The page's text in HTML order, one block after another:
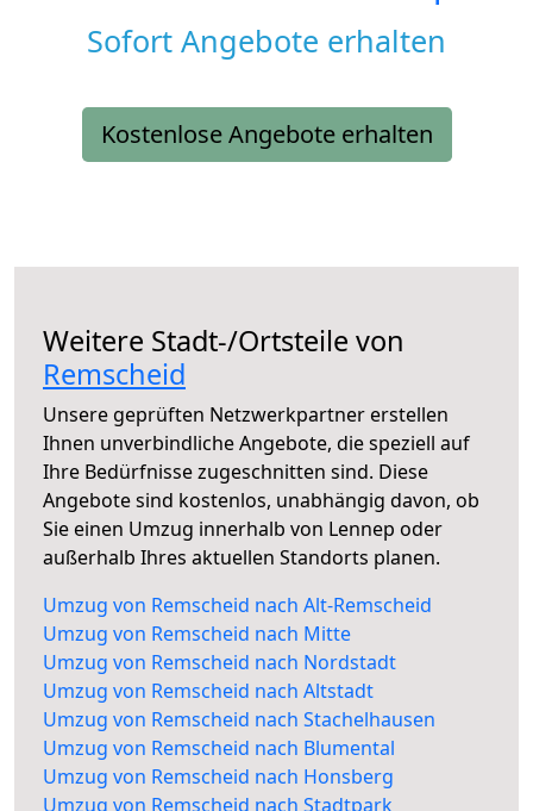
Sofort Angebote erhalten
Kostenlose Angebote erhalten
Weitere Stadt-/Ortsteile von
Remscheid
Unsere geprüften Netzwerkpartner erstellen
Ihnen unverbindliche Angebote, die speziell auf
Ihre Bedürfnisse zugeschnitten sind. Diese
Angebote sind kostenlos, unabhängig davon, ob
Sie einen Umzug innerhalb von Lennep oder
außerhalb Ihres aktuellen Standorts planen.
Umzug von Remscheid nach Alt-Remscheid
Umzug von Remscheid nach Mitte
Umzug von Remscheid nach Nordstadt
Umzug von Remscheid nach Altstadt
Umzug von Remscheid nach Stachelhausen
Umzug von Remscheid nach Blumental
Umzug von Remscheid nach Honsberg
Umzug von Remscheid nach Stadtpark